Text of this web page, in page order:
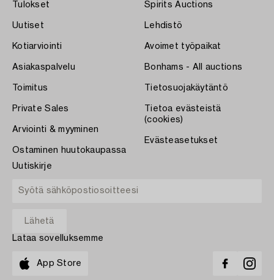
Tulokset
Uutiset
Kotiarviointi
Asiakaspalvelu
Toimitus
Private Sales
Arviointi & myyminen
Ostaminen huutokaupassa
Spirits Auctions
Lehdistö
Avoimet työpaikat
Bonhams - All auctions
Tietosuojakäytäntö
Tietoa evästeistä
(cookies)
Evästeasetukset
Uutiskirje
Lataa sovelluksemme
App Store